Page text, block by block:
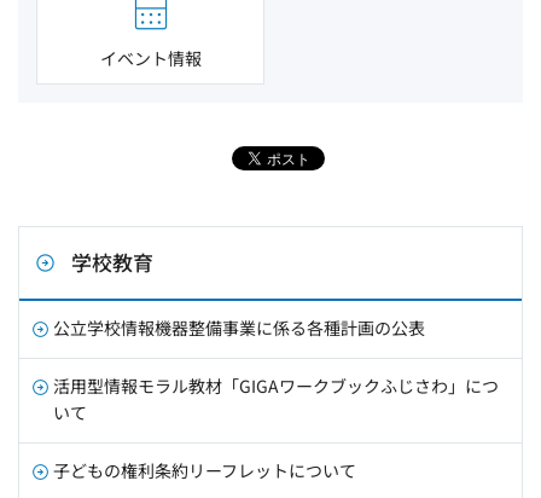
イベント情報
学校教育
公立学校情報機器整備事業に係る各種計画の公表
活用型情報モラル教材「GIGAワークブックふじさわ」につ
いて
子どもの権利条約リーフレットについて